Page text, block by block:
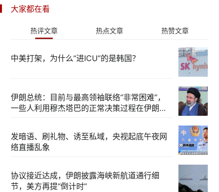
大家都在看
热评文章 热点文章 热赞文章
中美打架，为什么“进ICU”的是韩国？
伊朗总统：目前与最高领袖联络“非常困难”，
一些人利用穆杰塔巴的正常决策过程在伊朗内
发暗语、刷礼物、诱至私域，央视起底午夜网
络直播乱象
协议接近达成，伊朗披露海峡新航道通行细
节，美方再提“倒计时”